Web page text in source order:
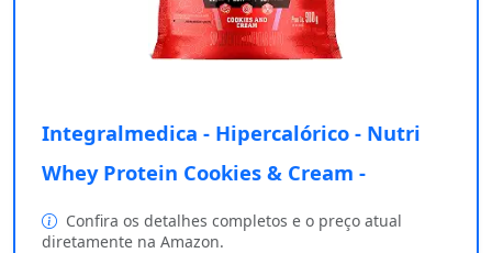
Integralmedica - Hipercalórico - Nutri
Whey Protein Cookies & Cream -
Confira os detalhes completos e o preço atual
diretamente na Amazon.